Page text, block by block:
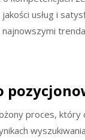
usług i
proces, który